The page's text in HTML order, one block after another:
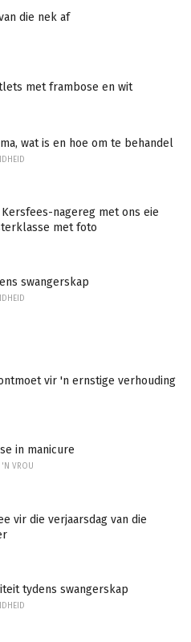
die nek af
met frambose en wit
wat is en hoe om te behandel
nagereg met ons eie
met foto
swangerskap
vir 'n ernstige verhouding
in manicure
'N VROU
vir die verjaarsdag van die
tydens swangerskap